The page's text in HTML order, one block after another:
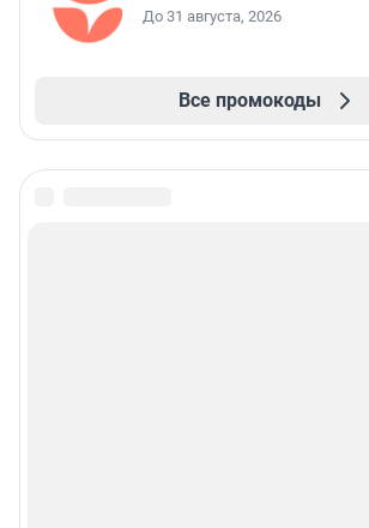
До 31 августа, 2026
Все промокоды